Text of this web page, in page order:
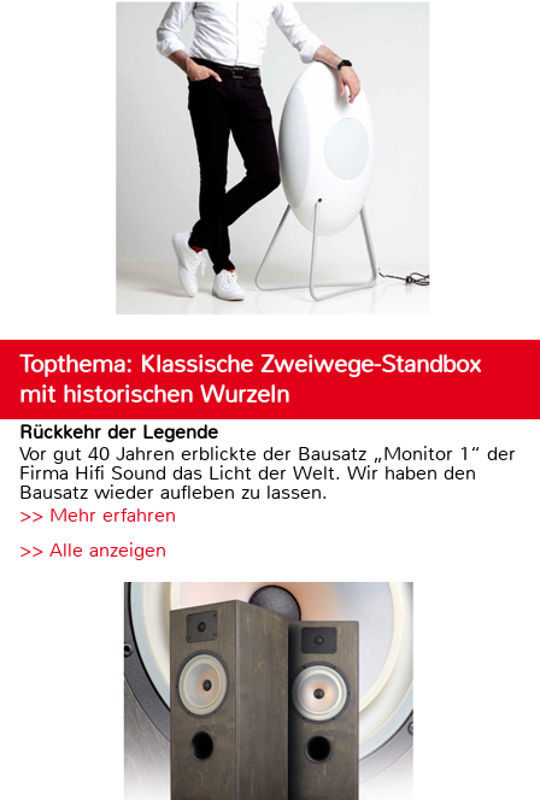
Topthema: Klassische Zweiwege-Standbox
mit historischen Wurzeln
Rückkehr der Legende
Vor gut 40 Jahren erblickte der Bausatz „Monitor 1“ der
Firma Hifi Sound das Licht der Welt. Wir haben den
Bausatz wieder aufleben zu lassen.
>> Mehr erfahren
>> Alle anzeigen